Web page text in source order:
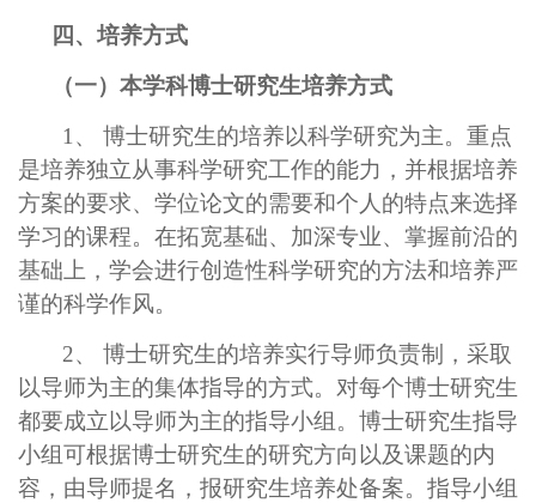
四、培养方式
（一）本学科博士研究生培养方式
1、 博士研究生的培养以科学研究为主。重点
是培养独立从事科学研究工作的能力，并根据培养
方案的要求、学位论文的需要和个人的特点来选择
学习的课程。在拓宽基础、加深专业、掌握前沿的
基础上，学会进行创造性科学研究的方法和培养严
谨的科学作风。
2、 博士研究生的培养实行导师负责制，采取
以导师为主的集体指导的方式。对每个博士研究生
都要成立以导师为主的指导小组。博士研究生指导
小组可根据博士研究生的研究方向以及课题的内
容，由导师提名，报研究生培养处备案。指导小组